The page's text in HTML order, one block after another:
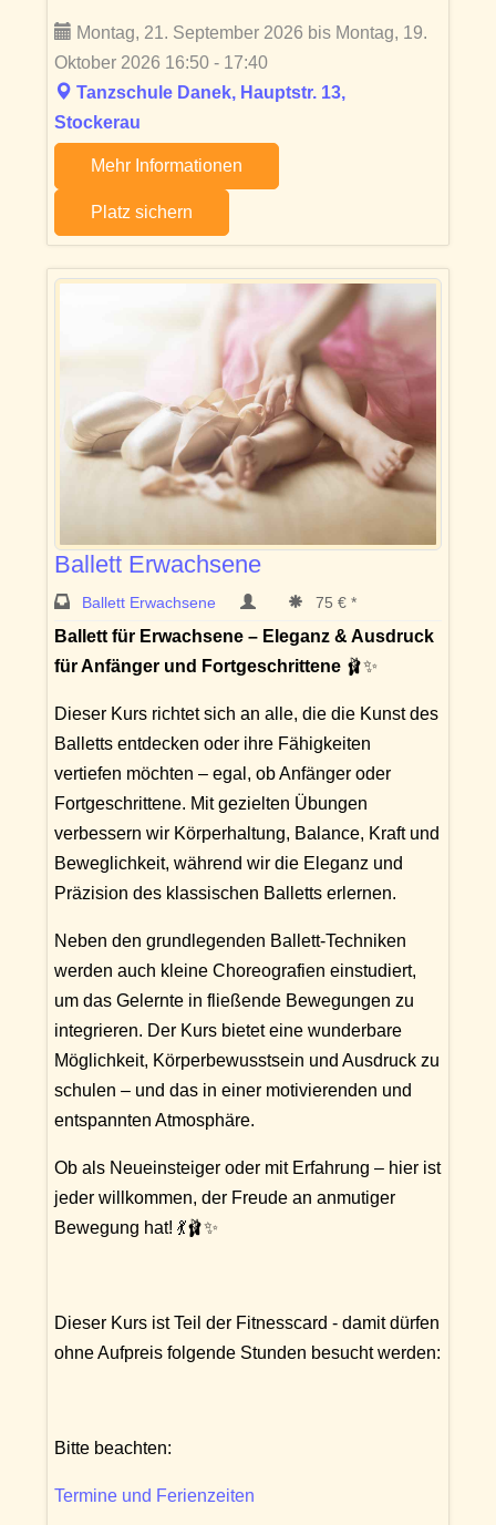
Montag, 21. September 2026 bis Montag, 19.
Oktober 2026 16:50 - 17:40
Tanzschule Danek, Hauptstr. 13,
Stockerau
Mehr Informationen
Platz sichern
Ballett Erwachsene
Ballett Erwachsene 75 € *
Ballett für Erwachsene – Eleganz & Ausdruck
für Anfänger und Fortgeschrittene 🩰✨
Dieser Kurs richtet sich an alle, die die Kunst des
Balletts entdecken oder ihre Fähigkeiten
vertiefen möchten – egal, ob Anfänger oder
Fortgeschrittene. Mit gezielten Übungen
verbessern wir Körperhaltung, Balance, Kraft und
Beweglichkeit, während wir die Eleganz und
Präzision des klassischen Balletts erlernen.
Neben den grundlegenden Ballett-Techniken
werden auch kleine Choreografien einstudiert,
um das Gelernte in fließende Bewegungen zu
integrieren. Der Kurs bietet eine wunderbare
Möglichkeit, Körperbewusstsein und Ausdruck zu
schulen – und das in einer motivierenden und
entspannten Atmosphäre.
Ob als Neueinsteiger oder mit Erfahrung – hier ist
jeder willkommen, der Freude an anmutiger
Bewegung hat! 💃🩰✨
Dieser Kurs ist Teil der Fitnesscard - damit dürfen
ohne Aufpreis folgende Stunden besucht werden:
Bitte beachten:
Termine und Ferienzeiten